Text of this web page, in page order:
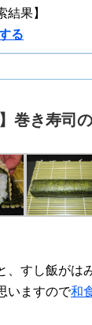
結果】
る
巻き寿司
、すし飯がは
いますので和